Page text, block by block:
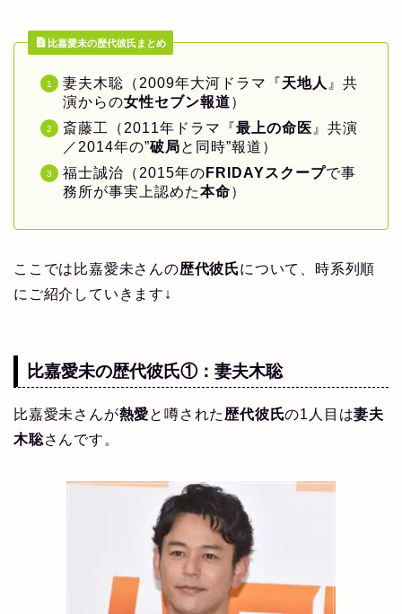
比嘉愛未の歴代彼氏まとめ
妻夫木聡（2009年大河ドラマ『天地人 』共
演からの女性セブン報道）
斎藤工（2011年ドラマ『最上の命医 』共演
／2014年の”破局と同時”報道）
福士誠治（2015年の FRIDAYスクープで事
務所が事実上認めた本命）
ここでは比嘉愛未さんの歴代彼氏について、時系列順
にご紹介していきます↓
比嘉愛未の歴代彼氏①： 妻夫木聡
比嘉愛未さんが熱愛と噂された 歴代彼氏の1人目は妻夫
木聡さんです。